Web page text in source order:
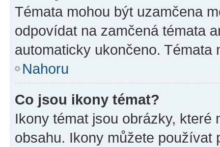
Témata mohou být uzamčena
odpovídat na zamčená témata
automaticky ukončeno.
Nahoru
Co jsou ikony témat?
Ikony témat jsou obrázky,
obsahu. Ikony můžete používat